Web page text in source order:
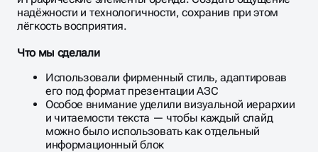
надёжности и технологичности, сохранив при этом
лёгкость восприятия.
Что мы сделали
Использовали фирменный стиль, адаптировав
его под формат презентации АЗС
Особое внимание уделили визуальной иерархии
и читаемости текста — чтобы каждый слайд
можно было использовать как отдельный
информационный блок